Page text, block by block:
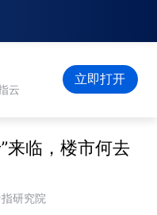
云
立即打开
来临，楼市何去
研究院